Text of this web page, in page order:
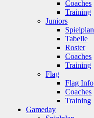
Coaches
Training
Juniors
Spielplan
Tabelle
Roster
Coaches
Training
Flag
Flag Info
Coaches
Training
Gameday